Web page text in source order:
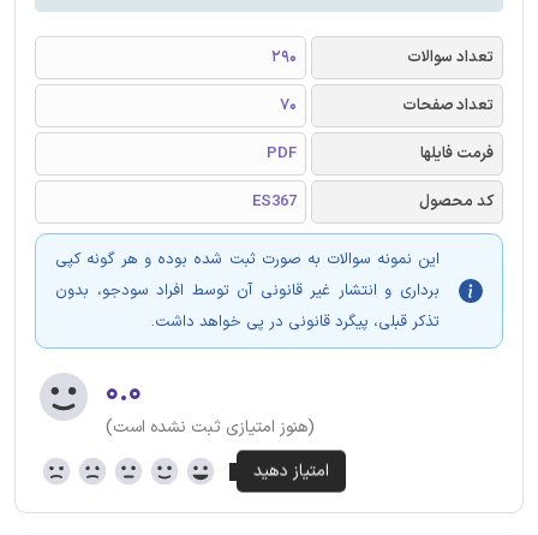
تعداد سوالات
290
تعداد صفحات
70
فرمت فایلها
PDF
کد محصول
ES367
این نمونه سوالات به صورت ثبت شده بوده و هر گونه کپی
برداری و انتشار غیر قانونی آن توسط افراد سودجو، بدون
تذکر قبلی، پیگرد قانونی در پی خواهد داشت.
۰.۰
(هنوز امتیازی ثبت نشده است)